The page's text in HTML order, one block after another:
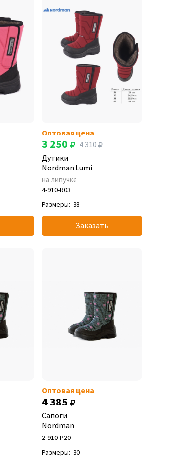
Оптовая цена
3 250
4 310
Дутики
Nordman Lumi
на липучке
4-910-R03
Размеры: 38
Заказать
Оптовая цена
4 385
Сапоги
Nordman
2-910-P20
Размеры: 30